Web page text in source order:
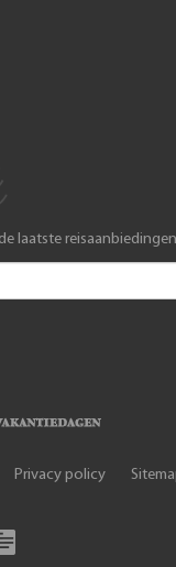
laatste
Privacy policy